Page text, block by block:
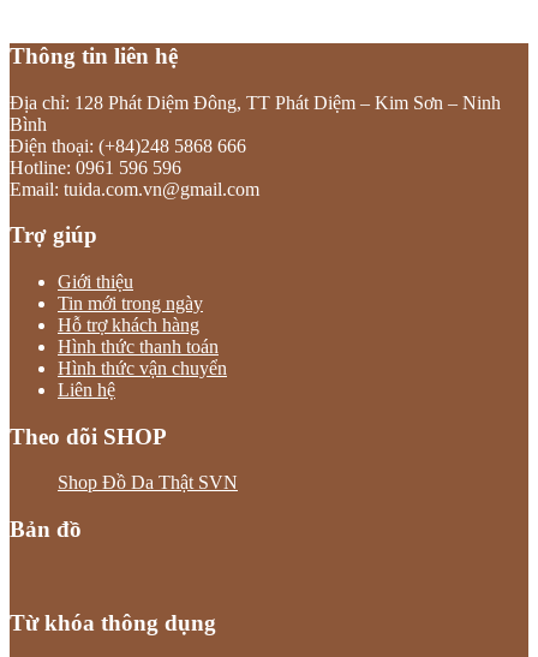
Thông tin liên hệ
Địa chỉ: 128 Phát Diệm Đông, TT Phát Diệm – Kim Sơn – Ninh
Bình
Điện thoại: (+84)248 5868 666
Hotline: 0961 596 596
Email: tuida.com.vn@gmail.com
Trợ giúp
Giới thiệu
Tin mới trong ngày
Hỗ trợ khách hàng
Hình thức thanh toán
Hình thức vận chuyển
Liên hệ
Theo dõi SHOP
Shop Đồ Da Thật SVN
Bản đồ
Từ khóa thông dụng